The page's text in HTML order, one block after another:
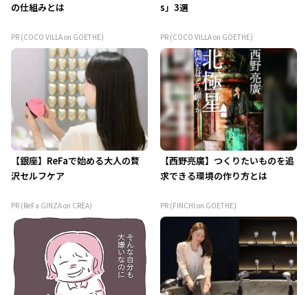
の仕組みとは
PR (COCO VILLA on GOETHE)
s」3選
PR (COCO VILLA on GOETHE)
【銀座】ReFaで始める大人の贅
沢セルフケア
PR (ReFa GINZA on CREA)
【西野亮廣】つくりたいものを追
求できる環境の作り方とは
PR (FINCHI on GOETHE)